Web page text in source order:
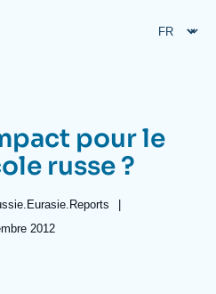
pour le
russe ?
|
2012